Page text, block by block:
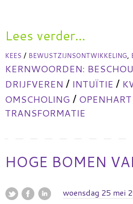
Lees verder...
KEES / BEWUSTZIJNSONTWIKKELING,
KERNWOORDEN:
DRIJFVEREN / INTUÏTIE /
OMSCHOLING / OPENHART
TRANSFORMATIE
HOGE BOMEN
woensdag 25 mei